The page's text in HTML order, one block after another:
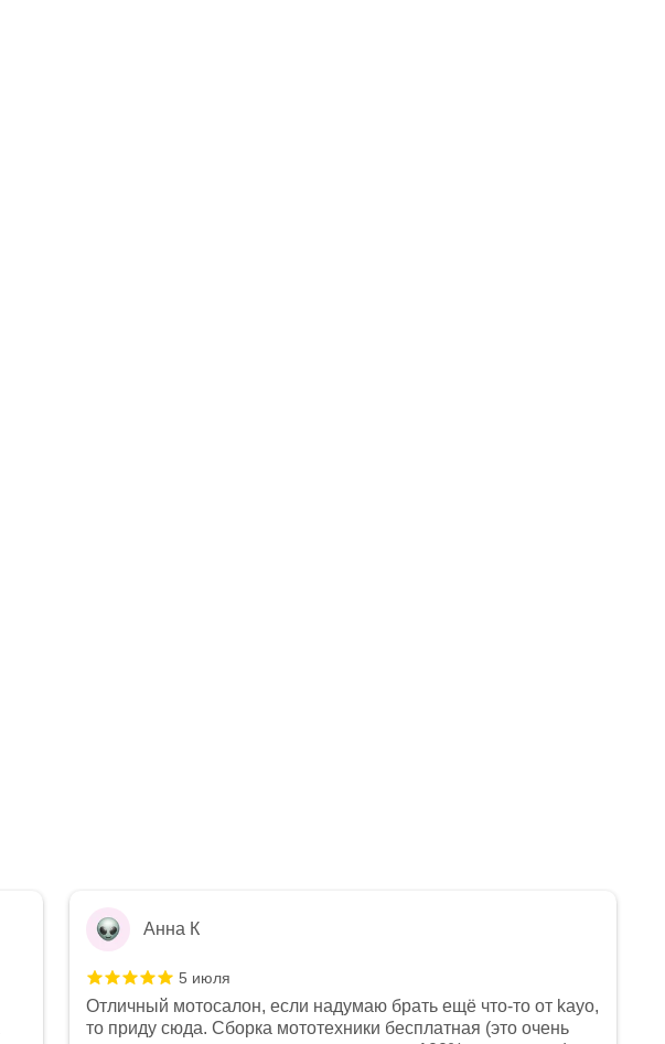
Анна К
5 июля
Отличный мотосалон, если надумаю брать ещё что-то от kayo,
то приду сюда. Сборка мототехники бесплатная (это очень